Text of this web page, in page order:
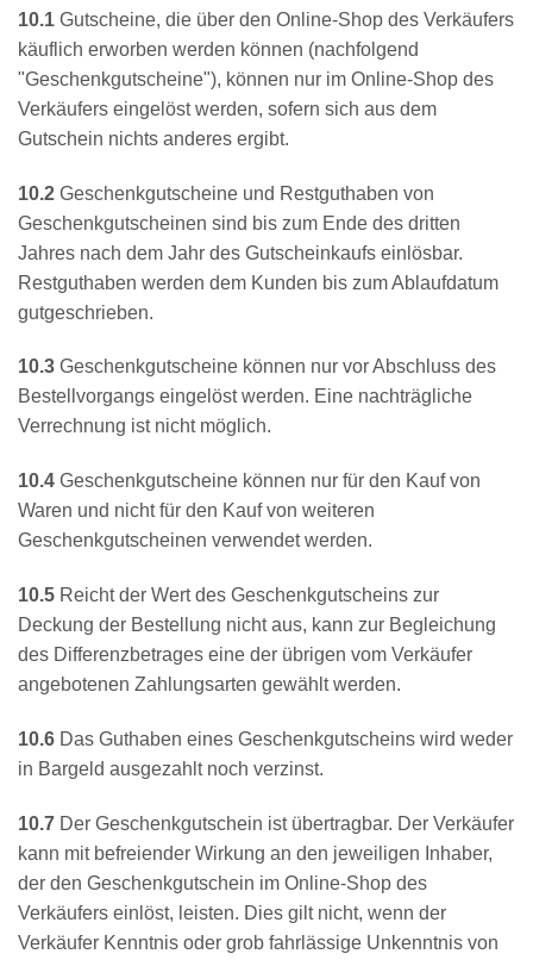
10.1 Gutscheine, die über den Online-Shop des Verkäufers
käuflich erworben werden können (nachfolgend
"Geschenkgutscheine"), können nur im Online-Shop des
Verkäufers eingelöst werden, sofern sich aus dem
Gutschein nichts anderes ergibt.
10.2 Geschenkgutscheine und Restguthaben von
Geschenkgutscheinen sind bis zum Ende des dritten
Jahres nach dem Jahr des Gutscheinkaufs einlösbar.
Restguthaben werden dem Kunden bis zum Ablaufdatum
gutgeschrieben.
10.3 Geschenkgutscheine können nur vor Abschluss des
Bestellvorgangs eingelöst werden. Eine nachträgliche
Verrechnung ist nicht möglich.
10.4 Geschenkgutscheine können nur für den Kauf von
Waren und nicht für den Kauf von weiteren
Geschenkgutscheinen verwendet werden.
10.5 Reicht der Wert des Geschenkgutscheins zur
Deckung der Bestellung nicht aus, kann zur Begleichung
des Differenzbetrages eine der übrigen vom Verkäufer
angebotenen Zahlungsarten gewählt werden.
10.6 Das Guthaben eines Geschenkgutscheins wird weder
in Bargeld ausgezahlt noch verzinst.
10.7 Der Geschenkgutschein ist übertragbar. Der Verkäufer
kann mit befreiender Wirkung an den jeweiligen Inhaber,
der den Geschenkgutschein im Online-Shop des
Verkäufers einlöst, leisten. Dies gilt nicht, wenn der
Verkäufer Kenntnis oder grob fahrlässige Unkenntnis von